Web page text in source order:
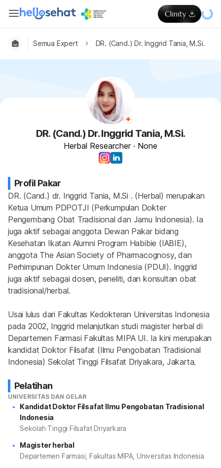
Semua Expert DR. (Cand.) Dr. Inggrid Tania, M.Si.
DR. (Cand.) Dr. Inggrid Tania, M.Si.
Herbal Researcher · None
Profil Pakar
DR. (Cand.) dr. Inggrid Tania, M.Si . (Herbal) merupakan
Ketua Umum PDPOTJI (Perkumpulan Dokter
Pengembang Obat Tradisional dan Jamu Indonesia). Ia
juga aktif sebagai anggota Dewan Pakar bidang
Kesehatan Ikatan Alumni Program Habibie (IABIE),
anggota The Asian Society of Pharmacognosy, dan
Perhimpunan Dokter Umum Indonesia (PDUI). Inggrid
juga aktif sebagai dosen, peneliti, dan konsultan obat
tradisional/herbal.
Usai lulus dari Fakultas Kedokteran Universitas Indonesia
pada 2002, Inggrid melanjutkan studi magister herbal di
Departemen Farmasi Fakultas MIPA UI. Ia kini merupakan
kandidat Doktor Filsafat (Ilmu Pengobatan Tradisional
Indonesia) Sekolat Tinggi Filsafat Driyakara, Jakarta.
Pelatihan
UNIVERSITAS DAN GELAR
Kandidat Doktor Filsafat Ilmu Pengobatan Tradisional
Indonesia
Sekolah Tinggi Filsafat Driyarkara
Magister herbal
Departemen Farmasi, Fakultas MIPA, Universitas Indonesia